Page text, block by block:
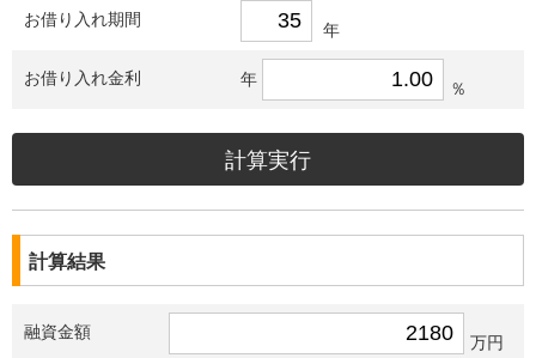
お借り入れ期間
年
お借り入れ金利 年
％
計算結果
融資金額
万円